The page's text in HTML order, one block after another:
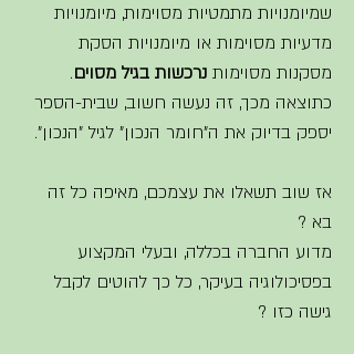
שמיומנויות מתמטיות מסוימות, מיומנויות
מדעיות מסוימות או מיומנויות הסקת
מסקנות מסוימות נרכשות בגיל מסוים.
כתוצאה מכך, זה נעשה חשוב, שבית-הספר
יספק בדיוק את ה"חומר הנכון" לגיל "הנכון".
אז שוב תשאלו את עצמכם, מאיפה כל זה
בא ?
מדוע החברה בכללה, ובעלי המקצוע
בפסיכולוגיה בעיקר, כל כך להוטים לקבל
גישה כזו ?